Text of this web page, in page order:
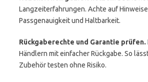
Langzeiterfahrungen. Achte auf
Passgenauigkeit und Haltbarkeit.
Rückgaberechte und Garantie prüfen.
Händlern mit einfacher Rückgabe. So
Zubehör testen ohne Risiko.